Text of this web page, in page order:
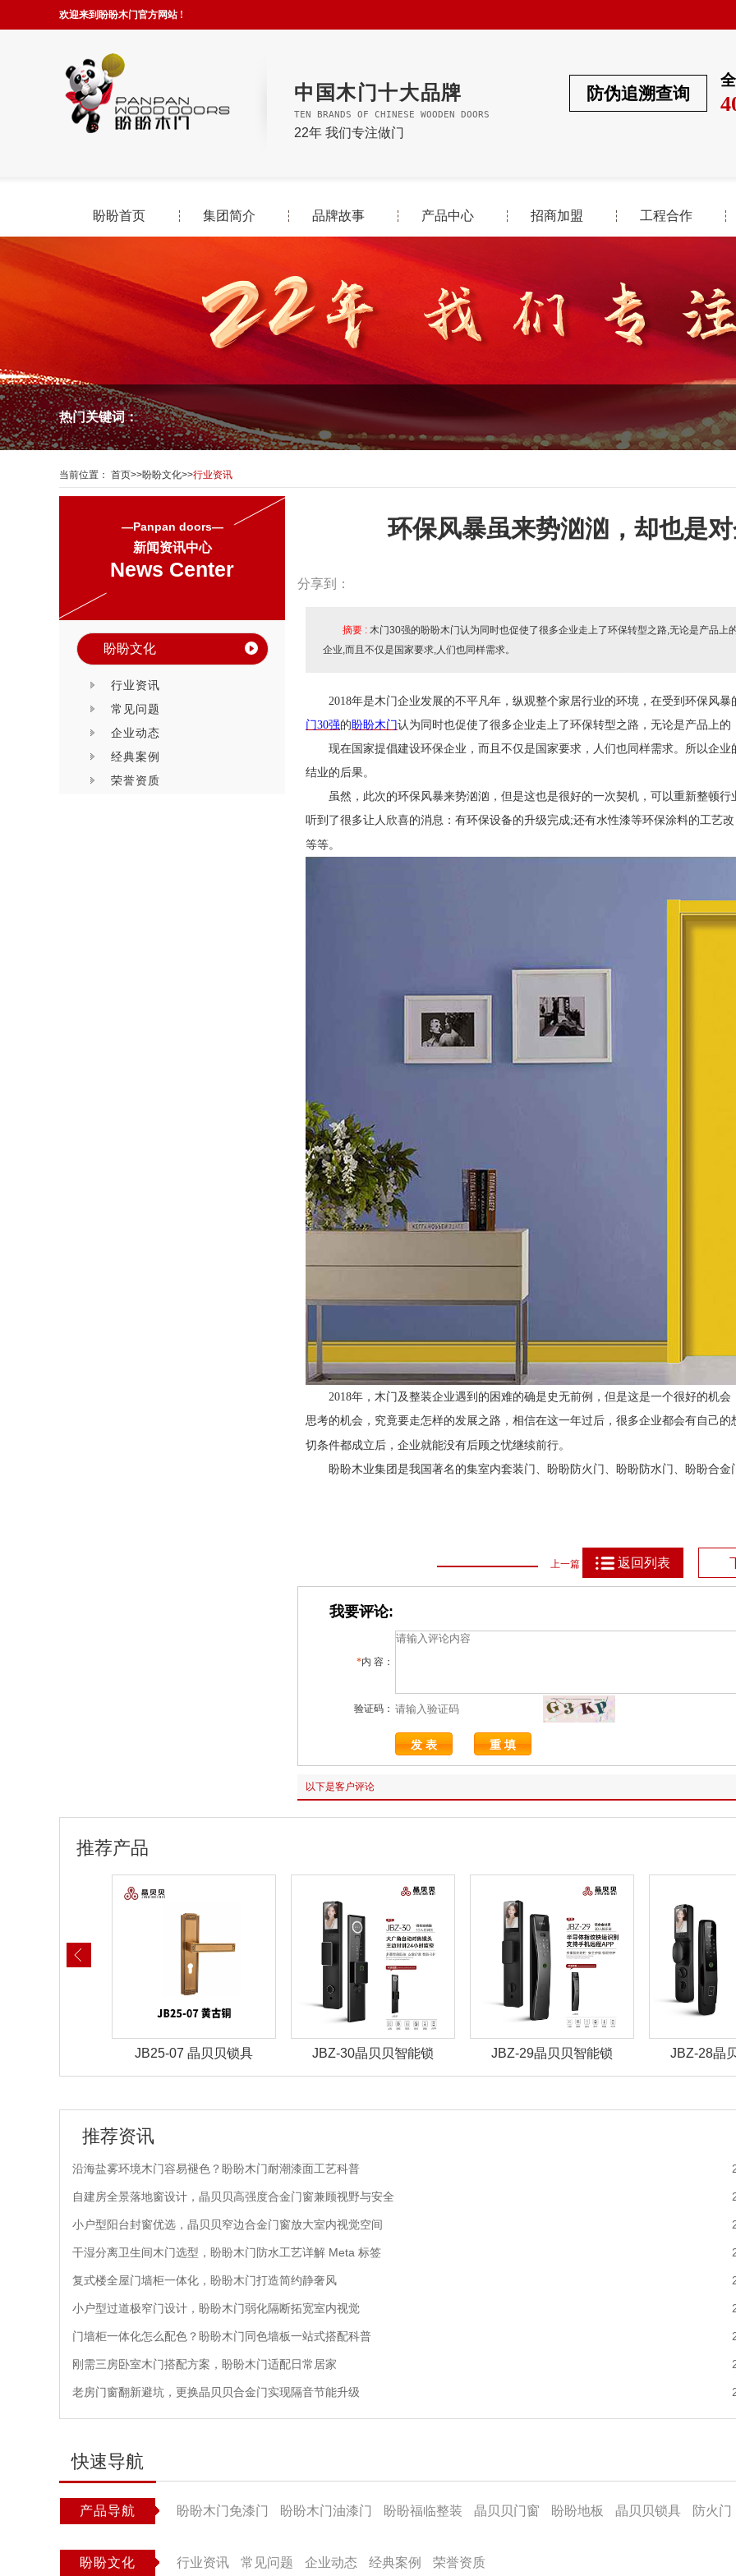
欢迎来到盼盼木门官方网站 !
中国木门十大品牌
TEN BRANDS OF CHINESE WOODEN DOORS
22年 我们专注做门
防伪追溯查询
盼盼首页 集团简介 品牌故事 产品中心 招商加盟 工程合作
热门关键词：
当前位置： 首页>>盼盼文化>>行业资讯
—Panpan doors—
新闻资讯中心
News Center
盼盼文化
行业资讯
常见问题
企业动态
经典案例
荣誉资质
环保风暴虽来势汹汹，却也是
分享到：
摘要 : 木门30强的盼盼木门认为同时也促使了很多企业走上了环保转型之路,无论是产品
企业,而且不仅是国家要求,人们也同样需求。
2018年是木门企业发展的不平凡年，纵观整个家居行业的环境，在受到环保风
门30强的盼盼木门认为同时也促使了很多企业走上了环保转型之路，无论是产品上
现在国家提倡建设环保企业，而且不仅是国家要求，人们也同样需求。所以企
结业的后果。
虽然，此次的环保风暴来势汹汹，但是这也是很好的一次契机，可以重新整顿
听到了很多让人欣喜的消息：有环保设备的升级完成;还有水性漆等环保涂料的工艺
等等。
2018年，木门及整装企业遇到的困难的确是史无前例，但是这是一个很好的机
思考的机会，究竟要走怎样的发展之路，相信在这一年过后，很多企业都会有自己的
切条件都成立后，企业就能没有后顾之忧继续前行。
盼盼木业集团是我国著名的集室内套装门、盼盼防火门、盼盼防水门、盼盼合金
上一篇 返回列表
我要评论:
*内 容：
验证码：
以下是客户评论
推荐产品
JB25-07 晶贝贝锁具 JBZ-30晶贝贝智能锁 JBZ-29晶贝贝智能锁 JBZ-28晶
推荐资讯
沿海盐雾环境木门容易褪色？盼盼木门耐潮漆面工艺科普
自建房全景落地窗设计，晶贝贝高强度合金门窗兼顾视野与安全
小户型阳台封窗优选，晶贝贝窄边合金门窗放大室内视觉空间
干湿分离卫生间木门选型，盼盼木门防水工艺详解 Meta 标签
复式楼全屋门墙柜一体化，盼盼木门打造简约静奢风
小户型过道极窄门设计，盼盼木门弱化隔断拓宽室内视觉
门墙柜一体化怎么配色？盼盼木门同色墙板一站式搭配科普
刚需三房卧室木门搭配方案，盼盼木门适配日常居家
老房门窗翻新避坑，更换晶贝贝合金门实现隔音节能升级
快速导航
产品导航 盼盼木门免漆门 盼盼木门油漆门 盼盼福临整装 晶贝贝门窗 盼盼地板 晶贝贝锁具 防火门
盼盼文化 行业资讯 常见问题 企业动态 经典案例 荣誉资质